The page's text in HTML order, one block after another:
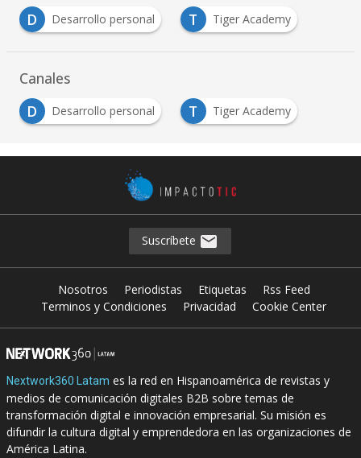
D
Desarrollo personal T Tiger Academy
Canales
D
Desarrollo personal T Tiger Academy
Suscríbete
Nosotros Periodistas Etiquetas
Rss Feed
Terminos y Condiciones
Privacidad Cookie Center
Nextwork360 Latam es la red en Hispanoamérica de revistas y
medios de comunicación digitales B2B sobre temas de
transformación digital e innovación empresarial. Su misión es
difundir la cultura digital y emprendedora en las organizaciones de
América Latina.